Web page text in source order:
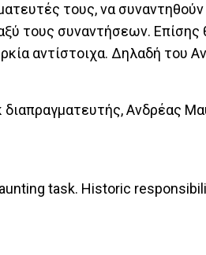
τους, να
τους συναντήσεων. Επίσης
αντίστοιχα. Δηλαδή του
Ανδρέας
task. Historic